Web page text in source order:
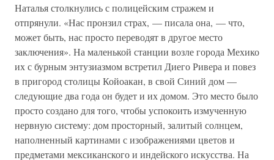
Наталья столкнулись с полицейским стражем и
отпрянули. «Нас пронзил страх, — писала она, — что,
может быть, нас просто переводят в другое место
заключения». На маленькой станции возле города Мехико
их с бурным энтузиазмом встретил Диего Ривера и повез
в пригород столицы Койоакан, в свой Синий дом —
следующие два года он будет и их домом. Это место было
просто создано для того, чтобы успокоить измученную
нервную систему: дом просторный, залитый солнцем,
наполненный картинами с изображениями цветов и
предметами мексиканского и индейского искусства. На